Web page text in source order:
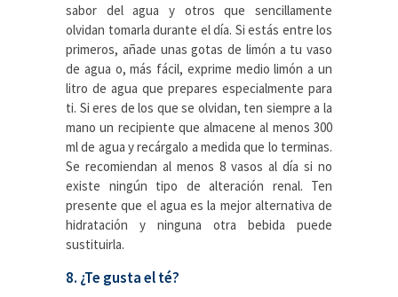
sabor del agua y otros que sencillamente
olvidan tomarla durante el día. Si estás entre los
primeros, añade unas gotas de limón a tu vaso
de agua o, más fácil, exprime medio limón a un
litro de agua que prepares especialmente para
ti. Si eres de los que se olvidan, ten siempre a la
mano un recipiente que almacene al menos 300
ml de agua y recárgalo a medida que lo terminas.
Se recomiendan al menos 8 vasos al día si no
existe ningún tipo de alteración renal. Ten
presente que el agua es la mejor alternativa de
hidratación y ninguna otra bebida puede
sustituirla.
8. ¿Te gusta el té?